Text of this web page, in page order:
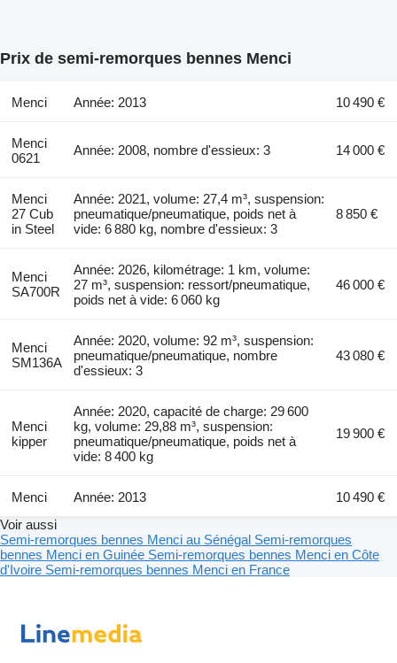
Prix de semi-remorques bennes Menci
Menci Année: 2013 10 490 €
Menci
0621
Année: 2008, nombre d'essieux: 3 14 000 €
Menci
27 Cub
in Steel
Année: 2021, volume: 27,4 m³, suspension:
pneumatique/pneumatique, poids net à
vide: 6 880 kg, nombre d'essieux: 3
8 850 €
Menci
SA700R
Année: 2026, kilométrage: 1 km, volume:
27 m³, suspension: ressort/pneumatique,
poids net à vide: 6 060 kg
46 000 €
Menci
SM136A
Année: 2020, volume: 92 m³, suspension:
pneumatique/pneumatique, nombre
d'essieux: 3
43 080 €
Menci
kipper
Année: 2020, capacité de charge: 29 600
kg, volume: 29,88 m³, suspension:
pneumatique/pneumatique, poids net à
vide: 8 400 kg
19 900 €
Menci Année: 2013
10 490 €
Voir aussi
Semi-remorques bennes Menci au Sénégal Semi-remorques
bennes Menci en Guinée Semi-remorques bennes Menci en Côte
d'Ivoire Semi-remorques bennes Menci en France